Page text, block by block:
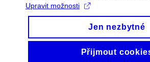
Upravit možnosti
Jen nezbytné
Přijmout